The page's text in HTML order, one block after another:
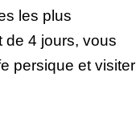
les plus
de 4 jours, vous
persique et visiter